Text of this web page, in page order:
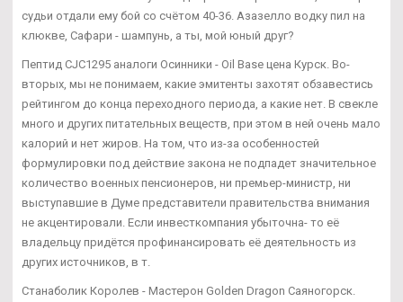
судьи отдали ему бой со счётом 40-36. Азазелло водку пил на
клюкве, Сафари - шампунь, а ты, мой юный друг?
Пептид CJC1295 аналоги Осинники - Oil Base цена Курск. Во-
вторых, мы не понимаем, какие эмитенты захотят обзавестись
рейтингом до конца переходного периода, а какие нет. В свекле
много и других питательных веществ, при этом в ней очень мало
калорий и нет жиров. На том, что из-за особенностей
формулировки под действие закона не подпадет значительное
количество военных пенсионеров, ни премьер-министр, ни
выступавшие в Думе представители правительства внимания
не акцентировали. Если инвесткомпания убыточна- то её
владельцу придётся профинансировать её деятельность из
других источников, в т.
Станаболик Королев - Мастерон Golden Dragon Саяногорск.